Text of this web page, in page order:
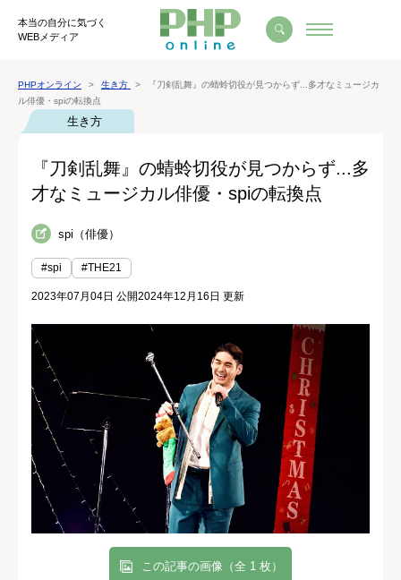
本当の自分に気づく
WEBメディア
PHPオンライン 生き方
『刀剣乱舞』の蜻蛉切役が見つからず...多才なミュージカ
ル俳優・spiの転換点
生き方
『刀剣乱舞』の蜻蛉切役が見つからず...多
才なミュージカル俳優・spiの転換点
spi（俳優）
#spi #THE21
2023年07月04日 公開2024年12月16日 更新
この記事の画像（全 1 枚）